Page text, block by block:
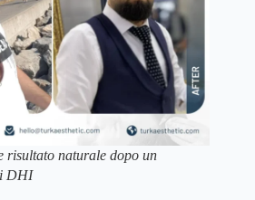
risultato naturale dopo un
DHI